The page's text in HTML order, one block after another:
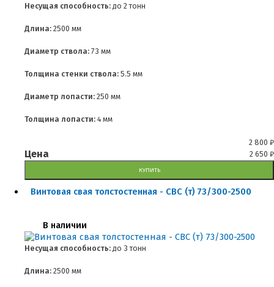
Несущая способность: до 2 тонн
Длина: 2500 мм
Диаметр ствола: 73 мм
Толщина стенки ствола: 5.5 мм
Диаметр лопасти: 250 мм
Толщина лопасти: 4 мм
2 800 ₽
Цена 2 650 ₽
КУПИТЬ
Винтовая свая толстостенная - СВС (т) 73/300-2500
В наличии
Несущая способность: до 3 тонн
Длина: 2500 мм